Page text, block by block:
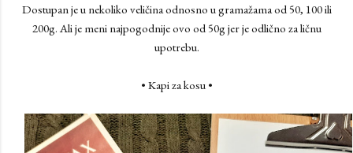
Dostupan je u nekoliko veličina odnosno u gramažama od 50, 100 ili
200g. Ali je meni najpogodnije ovo od 50g jer je odlično za ličnu
upotrebu.
• Kapi za kosu •